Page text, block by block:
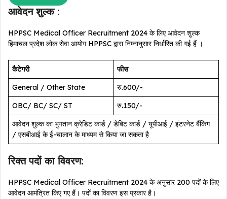
आवेदन शुल्क :
HPPSC Medical Officer Recruitment 2024 के लिए आवेदन शुल्क
हिमाचल प्रदेश लोक सेवा आयोग HPPSC द्वारा निम्नानुसार निर्धारित की गई हैं ।
कैटेगरी
फीस
General / Other State
रु.600/-
OBC/ BC/ SC/ ST
रु.150/-
आवेदन शुल्क का भुगतान क्रेडिट कार्ड / डेबिट कार्ड / यूपीआई / इंटरनेट बैंकिंग
/ एसबीआई के ई-चालान के माध्यम से किया जा सकता है
रिक्त पदों का विवरण:
HPPSC Medical Officer Recruitment 2024 के अनुसार 200 पदों के लिए
आवेदन आमंत्रित किए गए हैं। पदों का विवरण इस प्रकार है।